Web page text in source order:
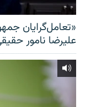
«تعامل‌گرایان
علیرضا نامور